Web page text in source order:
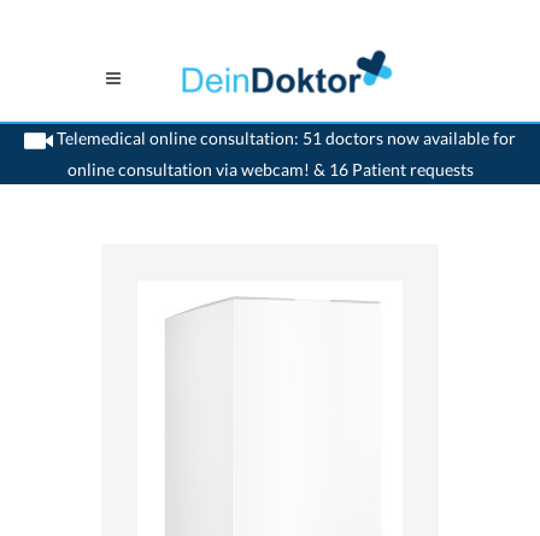
Telemedical online consultation: 51 doctors now available for
online consultation via webcam! & 16 Patient requests
>Home>medikamente-online>Stilex® Creme (83 mg) Vifor Consumer Health SA